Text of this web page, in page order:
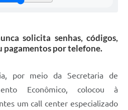
solicita senhas, códigos,
pagamentos por telefone.
por meio da Secretaria de
Econômico, colocou à
um call center especializado